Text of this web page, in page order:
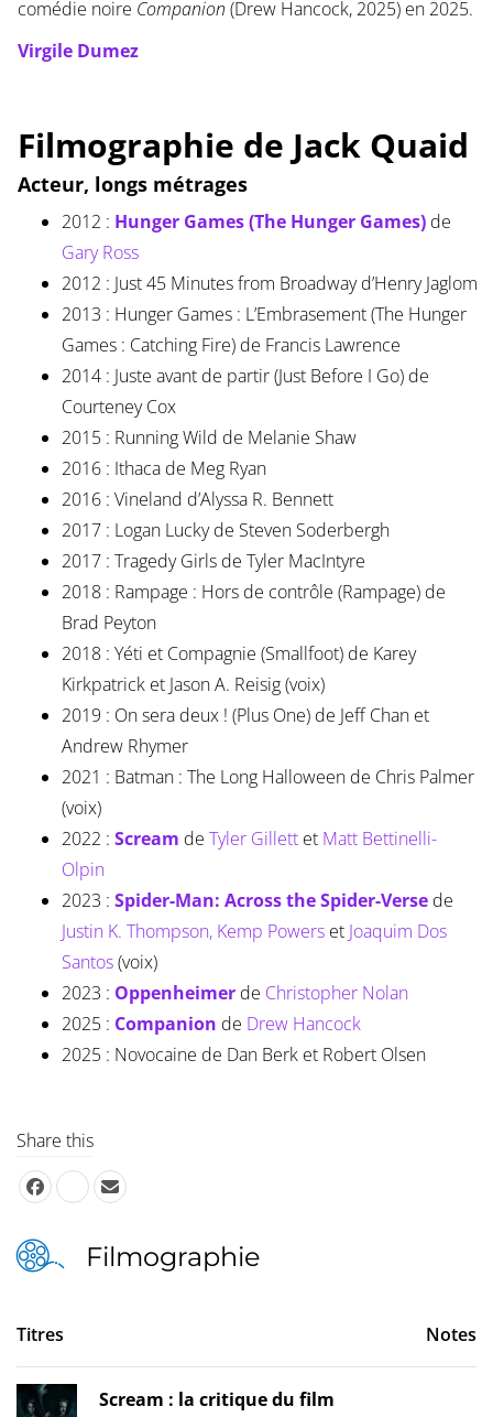
comédie noire Companion (Drew Hancock, 2025) en 2025.
Virgile Dumez
Filmographie de Jack Quaid
Acteur, longs métrages
2012 : Hunger Games (The Hunger Games)de
Gary Ross
2012 : Just 45 Minutes from Broadway d’Henry Jaglom
2013 : Hunger Games : L’Embrasement (The Hunger
Games : Catching Fire) de Francis Lawrence
2014 : Juste avant de partir (Just Before I Go) de
Courteney Cox
2015 : Running Wild de Melanie Shaw
2016 : Ithaca de Meg Ryan
2016 : Vineland d’Alyssa R. Bennett
2017 : Logan Lucky de Steven Soderbergh
2017 : Tragedy Girls de Tyler MacIntyre
2018 : Rampage : Hors de contrôle (Rampage) de
Brad Peyton
2018 : Yéti et Compagnie (Smallfoot) de Karey
Kirkpatrick et Jason A. Reisig (voix)
2019 : On sera deux ! (Plus One) de Jeff Chan et
Andrew Rhymer
2021 : Batman : The Long Halloween de Chris Palmer
(voix)
2022 : Scream de Tyler Gillettet Matt Bettinelli-
Olpin
2023 : Spider-Man: Across the Spider-Versede
Justin K. Thompson, Kemp Powerset Joaquim Dos
Santos(voix)
2023 : Oppenheimerde Christopher Nolan
2025 : Companion de Drew Hancock
2025 : Novocaine de Dan Berk et Robert Olsen
Share this
Filmographie
Titres Notes
Scream : la critique du film